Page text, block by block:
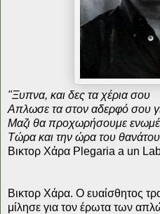
"Ξυπνα, και δες τα χέρια σου
Απλωσε τα στον αδερφό σου
Μαζι θα προχωρήσουμε
Τώρα και την ώρα του
Βικτορ Χάρα Plegaria a un
Βικτορ Χάρα. Ο ευαίσθητος
μίλησε για τον έρωτα των